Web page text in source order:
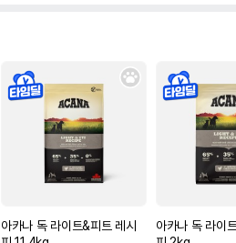
아카나 독 라이트&피트 레시
아카나 독 라이